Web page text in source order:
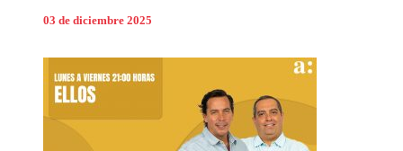
03 de diciembre 2025